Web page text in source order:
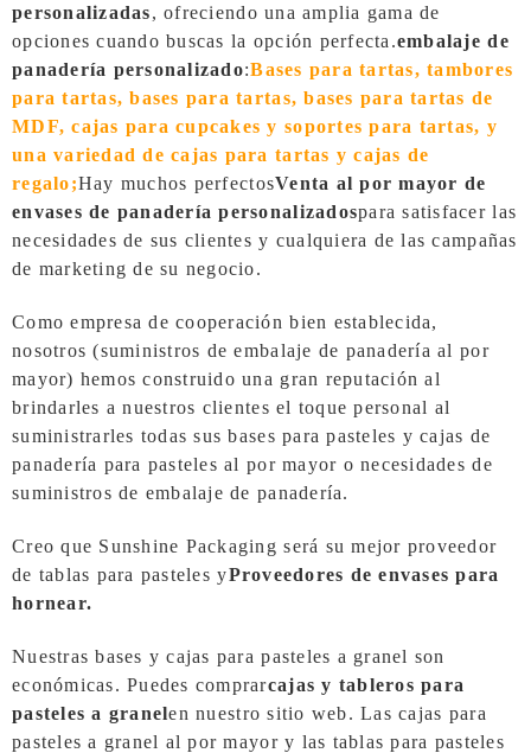
personalizadas, ofreciendo una amplia gama de
opciones cuando buscas la opción perfecta.embalaje de
panadería personalizado:Bases para tartas, tambores
para tartas, bases para tartas, bases para tartas de
MDF, cajas para cupcakes y soportes para tartas, y
una variedad de cajas para tartas y cajas de
regalo;Hay muchos perfectosVenta al por mayor de
envases de panadería personalizadospara satisfacer las
necesidades de sus clientes y cualquiera de las campañas
de marketing de su negocio.
Como empresa de cooperación bien establecida,
nosotros (suministros de embalaje de panadería al por
mayor) hemos construido una gran reputación al
brindarles a nuestros clientes el toque personal al
suministrarles todas sus bases para pasteles y cajas de
panadería para pasteles al por mayor o necesidades de
suministros de embalaje de panadería.
Creo que Sunshine Packaging será su mejor proveedor
de tablas para pasteles yProveedores de envases para
hornear.
Nuestras bases y cajas para pasteles a granel son
económicas. Puedes comprarcajas y tableros para
pasteles a granelen nuestro sitio web. Las cajas para
pasteles a granel al por mayor y las tablas para pasteles